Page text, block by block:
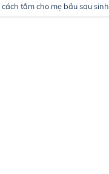
cách tắm cho mẹ bầu sau sinh